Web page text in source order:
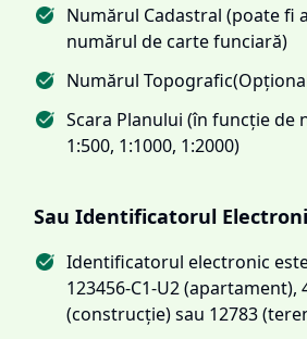
Numărul Cadastral (poate fi
numărul de carte funciară)
Numărul
Scara Planului (în funcție de
1:500, 1:1000, 1:2000)
Sau Identificatorul
Identificatorul electronic
123456-C1-U2 (apartament),
(construcție) sau 12783